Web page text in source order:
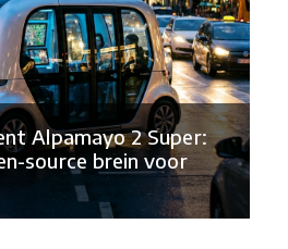
Alpamayo 2 Super:
source brein voor